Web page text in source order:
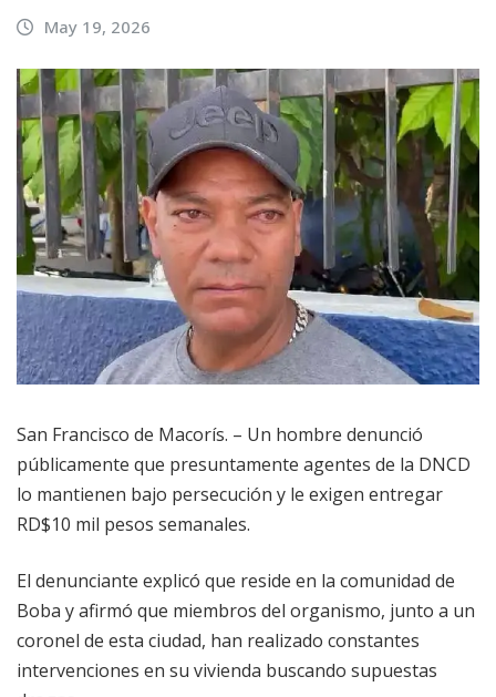
May 19, 2026
San Francisco de Macorís. – Un hombre denunció
públicamente que presuntamente agentes de la DNCD
lo mantienen bajo persecución y le exigen entregar
RD$10 mil pesos semanales.
El denunciante explicó que reside en la comunidad de
Boba y afirmó que miembros del organismo, junto a un
coronel de esta ciudad, han realizado constantes
intervenciones en su vivienda buscando supuestas